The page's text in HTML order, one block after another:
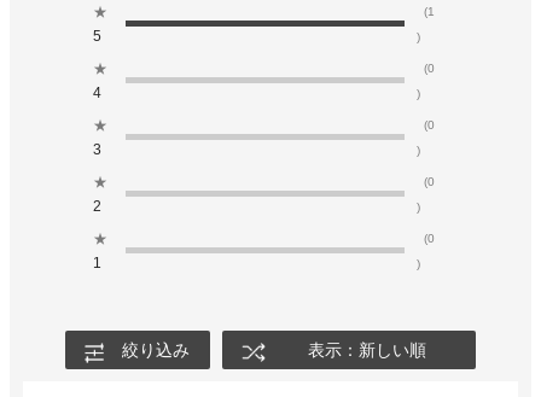
★
5
(1
)
★
4
(0
)
★
3
(0
)
★
2
(0
)
★
1
(0
)
絞り込み 表示：新しい順